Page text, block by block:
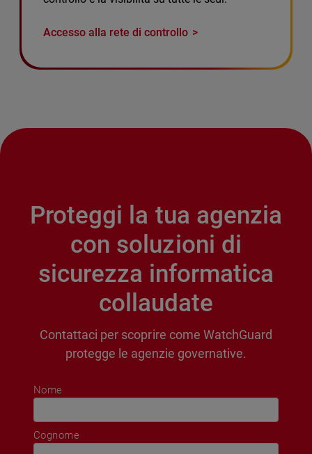
Accesso alla rete di controllo
Nome
Cognome
Proteggi la tua agenzia
con soluzioni di
sicurezza informatica
collaudate
Contattaci per scoprire come WatchGuard
protegge le agenzie governative.